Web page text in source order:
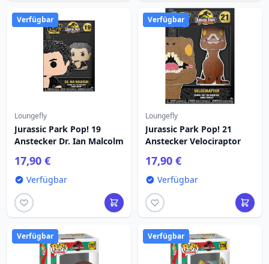
Verfügbar
Loungefly
Jurassic Park Pop! 19
Anstecker Dr. Ian Malcolm
17,90 €
Verfügbar
Verfügbar
Loungefly
Jurassic Park Pop! 21
Anstecker Velociraptor
17,90 €
Verfügbar
Verfügbar Verfügbar